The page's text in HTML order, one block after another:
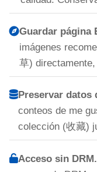
Guardar página
imágenes
草)
Preservar datos
conteos de me
colección (收藏)
Acceso sin DRM.